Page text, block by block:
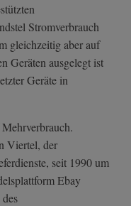
Stromverbrauch
gleichzeitig aber auf
Geräten ausgelegt ist
Geräte in
Viertel, der
seit 1990 um
Ebay